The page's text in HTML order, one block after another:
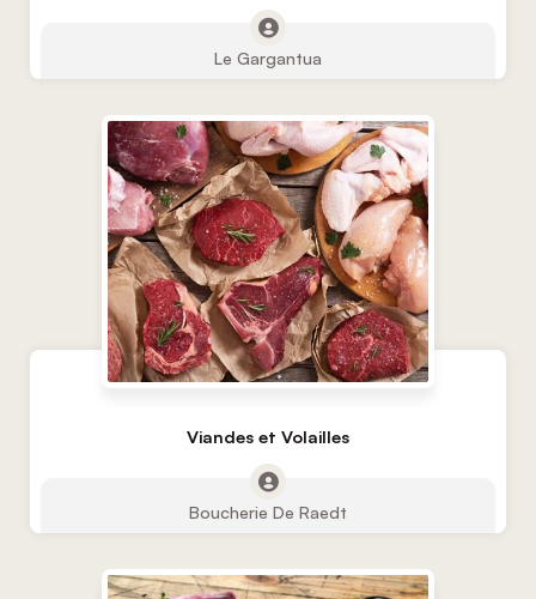
Le Gargantua
Viandes et Volailles
Boucherie De Raedt